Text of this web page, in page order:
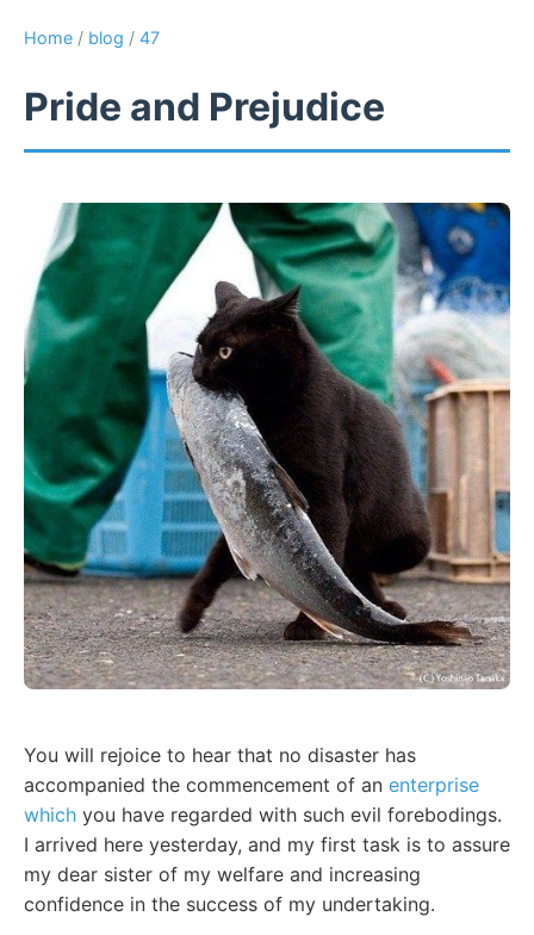
Home / blog / 47
Pride and Prejudice
You will rejoice to hear that no disaster has
accompanied the commencement of an enterprise
which you have regarded with such evil forebodings.
I arrived here yesterday, and my first task is to assure
my dear sister of my welfare and increasing
confidence in the success of my undertaking.